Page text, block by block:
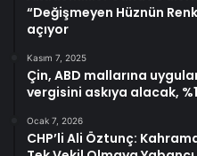
“Değişmeyen Hüznün
açıyor
Kasım 7, 2025
Çin, ABD mallarına
vergisini askıya alacak,
Ocak 7, 2026
CHP’li Ali Öztunç: